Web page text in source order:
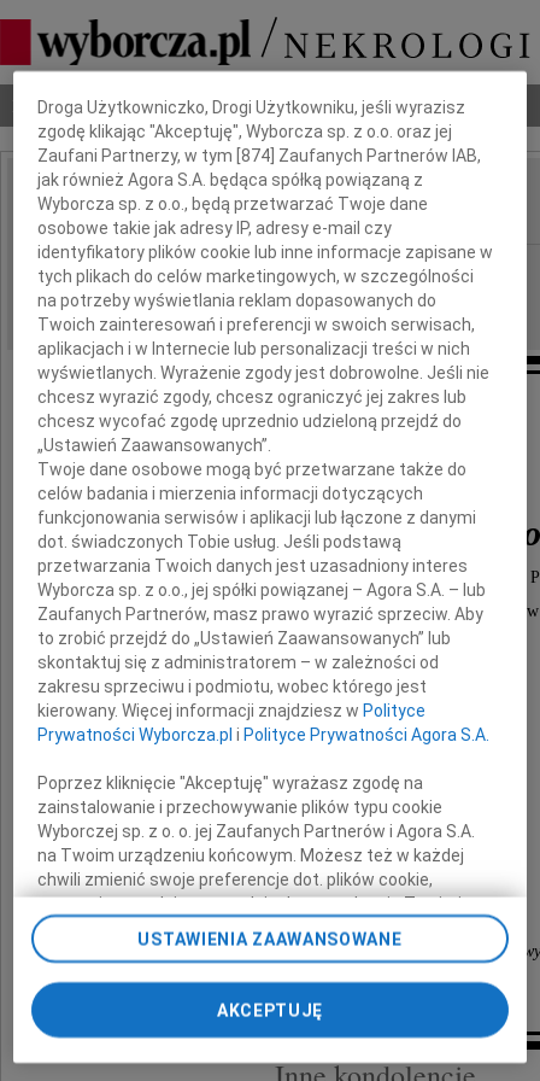
Nekrologi Odeszli Poradnik pogrzebowy
IMIĘ I NAZWISKO: Michał Ostrowski
REGION: Płock
DATA EMISJI: 02.03.2012
Z głębokim żalem i smutkiem
Michała Ostrowskiego
długoletniego pracownika PERN "Przyjaźń" S.A. w
oraz Wiceprzewodniczącego Rady Pracowników
PERN "Przyjaźń" S.A. w Płocku
Rodzinie Zmarłego
szczere wyrazy współczucia
składa
Rada Pracowników
Przedsiębiorstwa Eksploatacji Rurociągów
"Przyjaźń" S.A. w Płocku
Dbamy o Twoją prywatność
Droga Użytkowniczko, Drogi Użytkowniku, jeśli wyrazisz
zgodę klikając "Akceptuję", Wyborcza sp. z o.o. oraz jej
Zaufani Partnerzy, w tym [874 ] Zaufanych Partnerów IAB,
jak również Agora S.A. będąca spółką powiązaną z
Wyborcza sp. z o.o., będą przetwarzać Twoje dane
osobowe takie jak adresy IP, adresy e-mail czy
identyfikatory plików cookie lub inne informacje zapisane w
tych plikach do celów marketingowych, w szczególności
na potrzeby wyświetlania reklam dopasowanych do
Twoich zainteresowań i preferencji w swoich serwisach,
aplikacjach i w Internecie lub personalizacji treści w nich
wyświetlanych. Wyrażenie zgody jest dobrowolne. Jeśli nie
chcesz wyrazić zgody, chcesz ograniczyć jej zakres lub
chcesz wycofać zgodę uprzednio udzieloną przejdź do
„Ustawień Zaawansowanych”.
Twoje dane osobowe mogą być przetwarzane także do
celów badania i mierzenia informacji dotyczących
funkcjonowania serwisów i aplikacji lub łączone z danymi
dot. świadczonych Tobie usług. Jeśli podstawą
przetwarzania Twoich danych jest uzasadniony interes
Wyborcza sp. z o.o., jej spółki powiązanej – Agora S.A. – lub
Zaufanych Partnerów, masz prawo wyrazić sprzeciw. Aby
to zrobić przejdź do „Ustawień Zaawansowanych” lub
skontaktuj się z administratorem – w zależności od
zakresu sprzeciwu i podmiotu, wobec którego jest
kierowany. Więcej informacji znajdziesz w Polityce
Prywatności Wyborcza.pl i Polityce Prywatności Agora S.A.
Poprzez kliknięcie "Akceptuję" wyrażasz zgodę na
zainstalowanie i przechowywanie plików typu cookie
Wyborczej sp. z o. o. jej Zaufanych Partnerów i Agora S.A.
na Twoim urządzeniu końcowym. Możesz też w każdej
chwili zmienić swoje preferencje dot. plików cookie,
ponownie wywołując narzędzie do zarządzania Twoimi
preferencjami dot. przetwarzania danych poprzez
odnośnik „Ustawienia prywatności” w stopce serwisu i
Zmiana ustawień plików cookie możliwa jest także za
pomocą ustawień przeglądarki.
My, nasi Zaufani Partnerzy i Agora S.A. możemy
USTAWIENIA ZAAWANSOWANE
AKCEPTUJĘ